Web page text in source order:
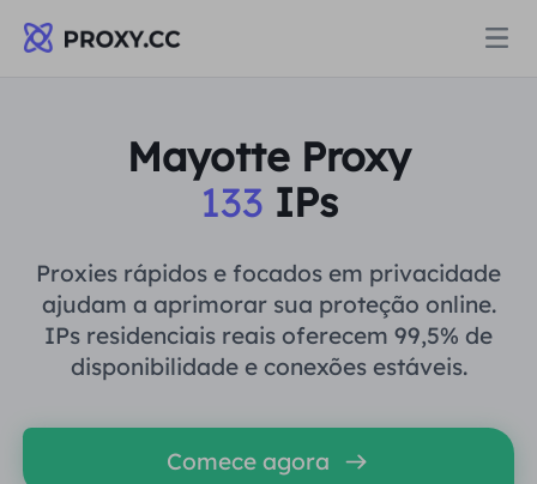
PROCURAÇÃO RESIDENCIAL
Proxy residencial estático
Proxy Residencial Ilimitado
PROCURAÇÃO RESIDENCIAL
Procuração Residencial $0.8/GB
Proxy residencial estático $0.28/IP/Dia
Data for AI
POR CASO DE USO
Mayotte Proxy
133 IPs
Proxies rápidos e focados em privacidade
ajudam a aprimorar sua proteção online.
IPs residenciais reais oferecem 99,5% de
disponibilidade e conexões estáveis.
Comece agora